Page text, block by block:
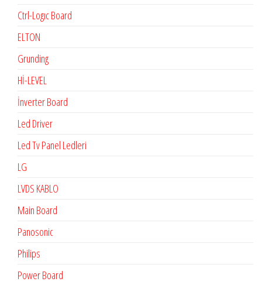
Ctrl-Logıc Board
ELTON
Grunding
Hİ-LEVEL
İnverter Board
Led Driver
Led Tv Panel Ledleri
LG
LVDS KABLO
Main Board
Panosonic
Philips
Power Board